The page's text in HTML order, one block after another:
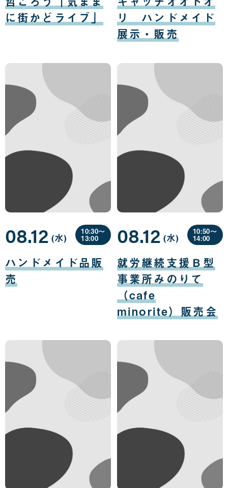
に街かどライブ」
10
日
リ ハンドメイド
展示・販売
11
日
ハンドメイド品販
売
08.12
月
12
日
(水曜
日
)
10:30〜
13:00
就労継続支援Ｂ型
事業所みのりて
（cafe
minorite）販売会
08.12
月
12
日
(水曜
日
)
10:50〜
14:00